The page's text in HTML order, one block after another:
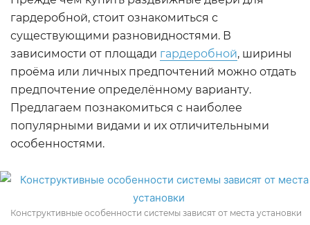
гардеробной, стоит ознакомиться с
существующими разновидностями. В
зависимости от площади гардеробной, ширины
проёма или личных предпочтений можно отдать
предпочтение определённому варианту.
Предлагаем познакомиться с наиболее
популярными видами и их отличительными
особенностями.
Конструктивные особенности системы зависят от места установки